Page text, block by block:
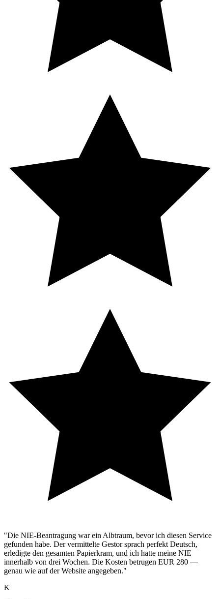
"Die NIE-Beantragung war ein Albtraum, bevor ich diesen Service
gefunden habe. Der vermittelte Gestor sprach perfekt Deutsch,
erledigte den gesamten Papierkram, und ich hatte meine NIE
innerhalb von drei Wochen. Die Kosten betrugen EUR 280 —
genau wie auf der Website angegeben."
K